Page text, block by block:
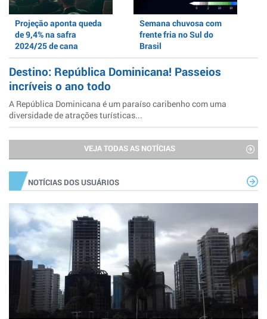
Projeção aponta queda
de 9,4% na safra
2024/25 de cana
Semana chuvosa com
frente fria no Sul do
Brasil
Destino: República Dominicana! Passeios
incríveis o ano todo
A República Dominicana é um paraíso caribenho com uma
diversidade de atrações turísticas...
VEJA TODAS AS NOTÍCIAS
NOTÍCIAS DOS USUÁRIOS